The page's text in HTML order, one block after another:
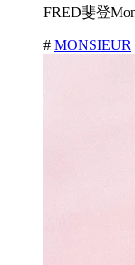
FRED斐登
# MONSIEUR